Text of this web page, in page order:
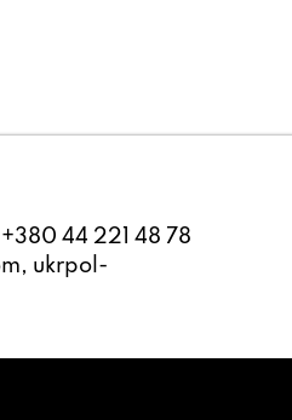
44 221 48 78
ukrpol-